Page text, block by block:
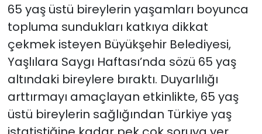
65 yaş üstü bireylerin yaşamları boyunca
topluma sundukları katkıya dikkat
çekmek isteyen Büyükşehir Belediyesi,
Yaşlılara Saygı Haftası’nda sözü 65 yaş
altındaki bireylere bıraktı. Duyarlılığı
arttırmayı amaçlayan etkinlikte, 65 yaş
üstü bireylerin sağlığından Türkiye yaş